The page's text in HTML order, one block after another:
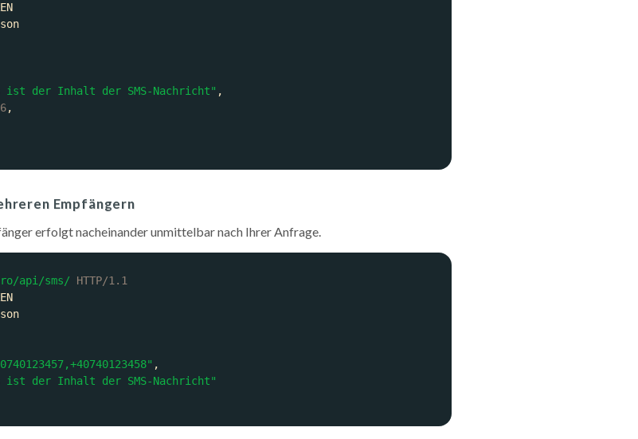
ist der Inhalt der SMS-Nachricht"
Empfängern
erfolgt nacheinander unmittelbar nach Ihrer Anfrage.
api/sms/
HTTP/1.1
ist der Inhalt der SMS-Nachricht"